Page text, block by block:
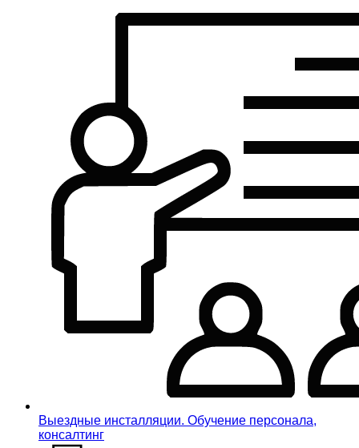
Выездные инсталляции. Обучение персонала,
консалтинг